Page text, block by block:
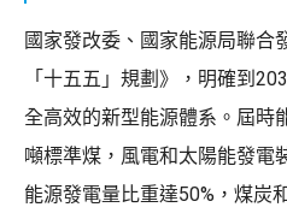
國家發改委、國家能源局聯合
「十五五」規劃》，明確到
全高效的新型能源體系。屆時
噸標準煤，風電和太陽能發電
能源發電量比重達50%，煤炭